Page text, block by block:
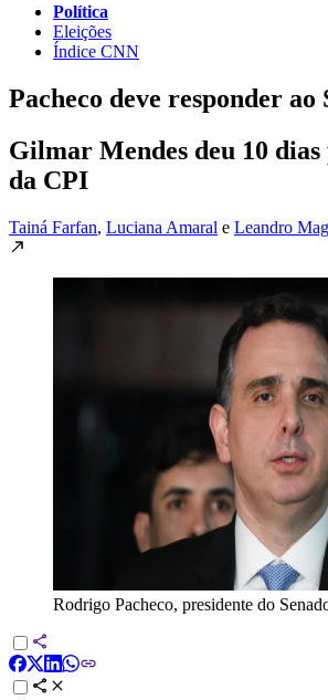
Política
Eleições
Índice CNN
Pacheco deve responder
Gilmar Mendes deu 10
da CPI
Tainá Farfan, Luciana Amaral e Leandro
Rodrigo Pacheco, presidente do